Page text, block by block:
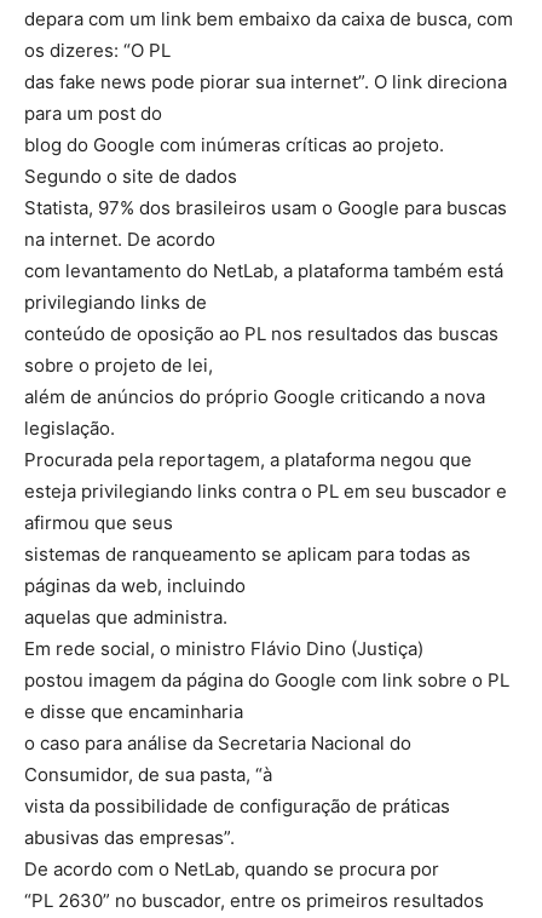
depara com um link bem embaixo da caixa de busca, com
os dizeres: “O PL
das fake news pode piorar sua internet”. O link direciona
para um post do
blog do Google com inúmeras críticas ao projeto.
Segundo o site de dados
Statista, 97% dos brasileiros usam o Google para buscas
na internet. De acordo
com levantamento do NetLab, a plataforma também está
privilegiando links de
conteúdo de oposição ao PL nos resultados das buscas
sobre o projeto de lei,
além de anúncios do próprio Google criticando a nova
legislação.
Procurada pela reportagem, a plataforma negou que
esteja privilegiando links contra o PL em seu buscador e
afirmou que seus
sistemas de ranqueamento se aplicam para todas as
páginas da web, incluindo
aquelas que administra.
Em rede social, o ministro Flávio Dino (Justiça)
postou imagem da página do Google com link sobre o PL
e disse que encaminharia
o caso para análise da Secretaria Nacional do
Consumidor, de sua pasta, “à
vista da possibilidade de configuração de práticas
abusivas das empresas”.
De acordo com o NetLab, quando se procura por
“PL 2630” no buscador, entre os primeiros resultados